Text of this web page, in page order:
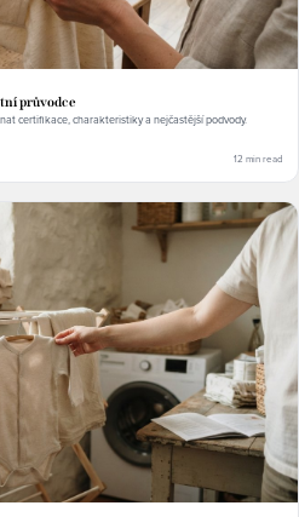
průvodce
certifikace, charakteristiky a nejčastější podvody.
12 min read